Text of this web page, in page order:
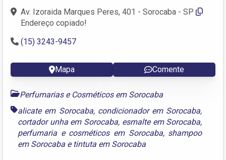
Av. Izoraida Marques Peres, 401 - Sorocaba - SP
Endereço copiado!
(15) 3243-9457
Mapa Comente
Perfumarias e Cosméticos em Sorocaba
alicate em Sorocaba, condicionador em Sorocaba,
cortador unha em Sorocaba, esmalte em Sorocaba,
perfumaria e cosméticos em Sorocaba, shampoo
em Sorocaba e tintuta em Sorocaba